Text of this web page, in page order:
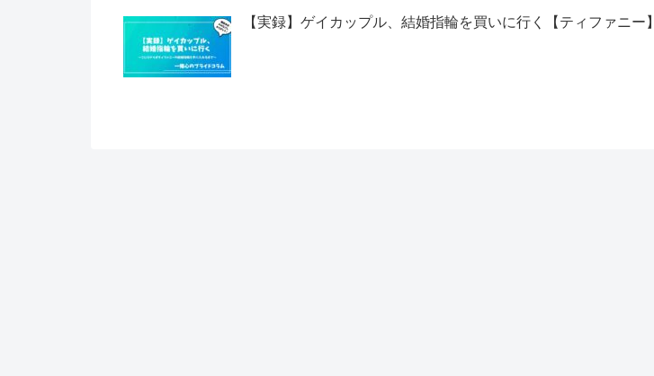
【実録】ゲイカップル、結婚指輪を買いに行く【ティファニー】